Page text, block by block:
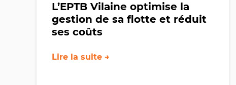
L’EPTB Vilaine optimise la
gestion de sa flotte et réduit
ses coûts
Lire la suite →